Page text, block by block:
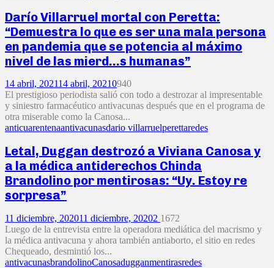
Darío Villarruel mortal con Peretta:
“Demuestra lo que es ser una mala persona
en pandemia que se potencia al máximo
nivel de las mierd…s humanas”
14 abril, 202114 abril, 20210940
El prestigioso periodista salió con todo a destrozar al impresentable
y siniestro farmacéutico antivacunas después que en el programa de
otra miserable como la Canosa...
anticuarentenaantivacunasdario villarruelperettaredes
Letal, Duggan destrozó a Viviana Canosa y
a la médica antiderechos Chinda
Brandolino por mentirosas: “Uy. Estoy re
sorpresa”
11 diciembre, 202011 diciembre, 20202 1672
Luego de la entrevista entre la operadora mediática del macrismo y
la médica antivacuna y ahora también antiaborto, el sitio en redes
Chequeado, desmintió los...
antivacunasbrandolinoCanosadugganmentirasredes